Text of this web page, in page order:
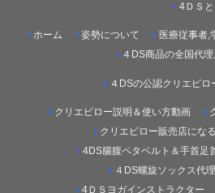
ホーム
4ＤＳと
姿勢について
医療従事者,
４DS商品の全国代
４DSの公認クリエピロ
クリエピロー説明＆使い方動画
クリエピロー販売店にな
4DS腸腹ペタベルト＆手首足
４DS螺旋ソックス代
4ＤＳヨガインストラクタ